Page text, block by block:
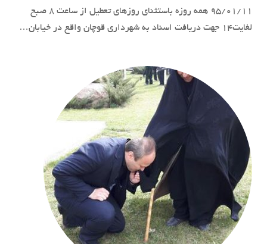
۹۵/۰۱/۱۱ همه روزه باستثنای روزهای تعطیل از ساعت ۸ صبح
لغایت۱۴ جهت دریافت اسناد به شهرداری قوچان واقع در خیابان…